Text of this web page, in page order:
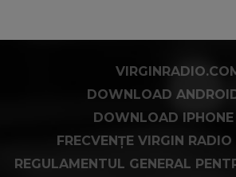
DOWNLOAD
DOWNLOAD
FRECVENȚE VIRGIN
REGULAMENTUL GENERAL